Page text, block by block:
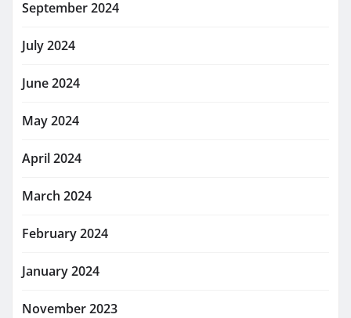
September 2024
July 2024
June 2024
May 2024
April 2024
March 2024
February 2024
January 2024
November 2023